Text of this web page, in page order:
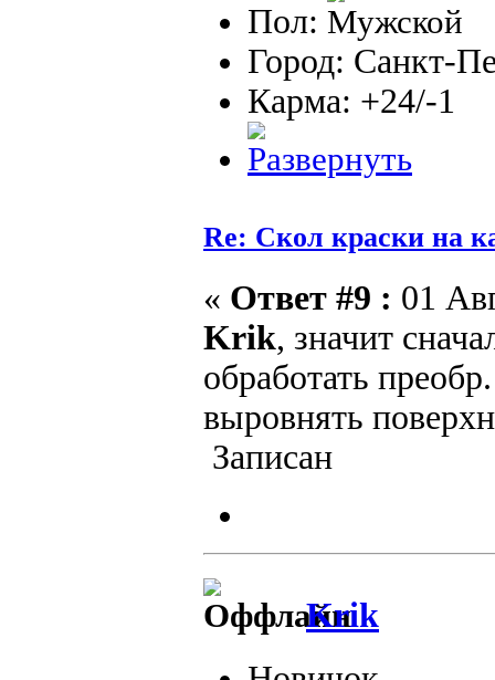
Пол:
Город: Санкт-
Карма: +24/-1
Re: Скол краски на
« Ответ #9 : 01
Krik, значит
обработать
выровнять
Записан
Krik